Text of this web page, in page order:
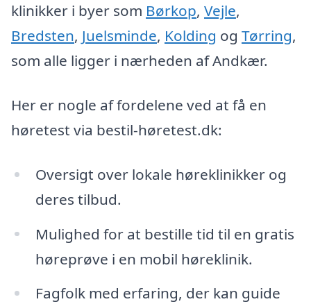
klinikker i byer som Børkop, Vejle,
Bredsten, Juelsminde, Kolding og Tørring,
som alle ligger i nærheden af Andkær.
Her er nogle af fordelene ved at få en
høretest via bestil-høretest.dk:
Oversigt over lokale høreklinikker og
deres tilbud.
Mulighed for at bestille tid til en gratis
høreprøve i en mobil høreklinik.
Fagfolk med erfaring, der kan guide